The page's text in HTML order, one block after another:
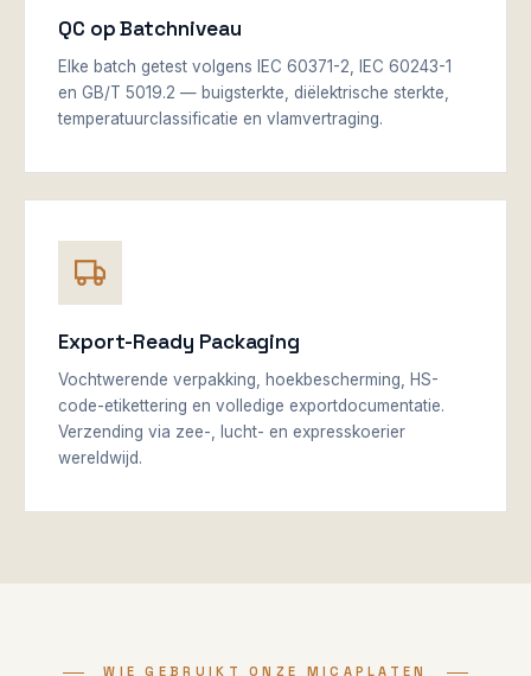
QC op Batchniveau
Elke batch getest volgens IEC 60371-2, IEC 60243-1
en GB/T 5019.2 — buigsterkte, diëlektrische sterkte,
temperatuurclassificatie en vlamvertraging.
Export-Ready Packaging
Vochtwerende verpakking, hoekbescherming, HS-
code-etikettering en volledige exportdocumentatie.
Verzending via zee-, lucht- en expresskoerier
wereldwijd.
WIE GEBRUIKT ONZE MICAPLATEN